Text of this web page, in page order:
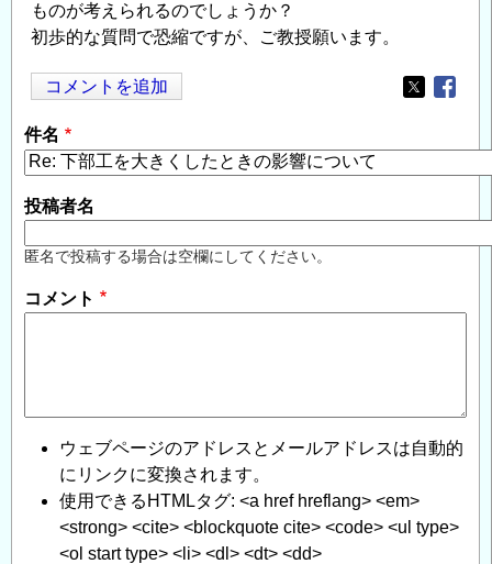
ものが考えられるのでしょうか？
初歩的な質問で恐縮ですが、ご教授願います。
コメントを追加
Opens in
件名
投稿者名
匿名で投稿する場合は空欄にしてください。
コメント
ウェブページのアドレスとメールアドレスは自動的
にリンクに変換されます。
使用できるHTMLタグ: <a href hreflang> <em>
<strong> <cite> <blockquote cite> <code> <ul type>
<ol start type> <li> <dl> <dt> <dd>